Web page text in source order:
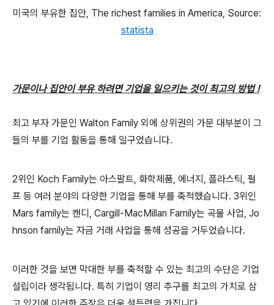
미국의 부유한 집안, The richest families in America, Source:
statista
가문이나 집안이 부유 하려면 기업을 일으키는 것이 최고의 방법 !
최고 부자 가문인 Walton Family 외에 상위권의 가문 대부분이 그
들의 부를 기업 활동을 통해 일구었습니다.
2위인 Koch Family는 아스팔트, 화학제품, 에너지, 플라스틱, 펄
프 등 여러 분야의 다양한 기업을 통해 부를 축적했습니다. 3위인
Mars family는 캔디, Cargill-MacMillan Family는 곡물 사업, Jo
hnson family는 자금 거래 사업을 통해 성공을 거두었습니다.
이러한 것을 보면 막대한 부를 축적할 수 있는 최고의 수단은 기업
설립이라 생각됩니다. 특히 기업이 영리 추구를 최고의 가치로 삼